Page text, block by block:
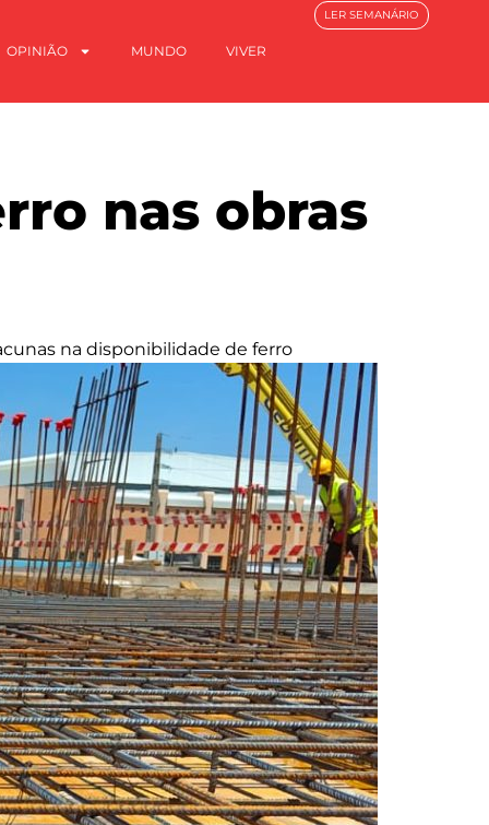
OPINIÃO MUNDO VIVER
LER SEMANÁRIO
nas obras
na disponibilidade de ferro